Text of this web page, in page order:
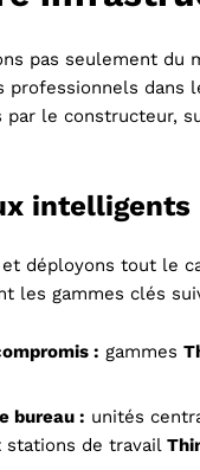
pas seulement du
professionnels dans
par le constructeur,
intelligents
déployons tout le
les gammes clés
: gammes
bureau : unités
stations de travail